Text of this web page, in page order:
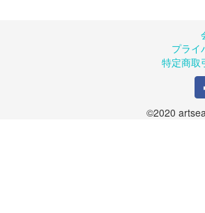
プライ
特定商取
©2020